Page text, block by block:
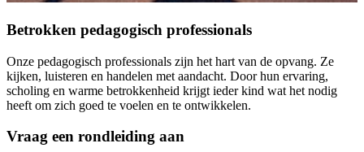
Betrokken pedagogisch professionals
Onze pedagogisch professionals zijn het hart van de opvang. Ze
kijken, luisteren en handelen met aandacht. Door hun ervaring,
scholing en warme betrokkenheid krijgt ieder kind wat het nodig
heeft om zich goed te voelen en te ontwikkelen.
Vraag een rondleiding aan